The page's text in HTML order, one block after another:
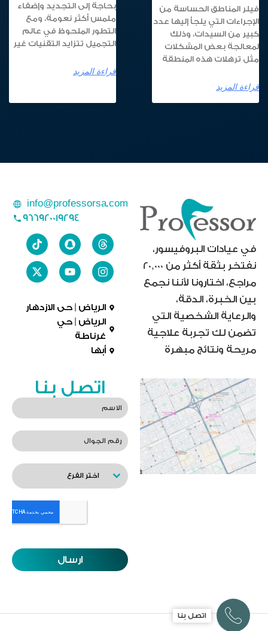
فيلر المناطق الحساسة من
الإجراءات التي يلجأ إليها عدد
كبير من السيدات، وذلك
لمعالجة بعض المشكلات
مثل ترهلات هذه المنطقة
قراءة المزيد
بحاجة إلى التجديد وإضفاء
ملمس أكثر نعومة، ومع
التطور الملحوظ في عالم
التجميل تتزايد التقنيات غير
قراءة المزيد
في عيادات البروفيسور،
نفتخر بثقة أكثر من 20,000
مراجع، اختارونا لأننا نجمع
بين الخبرة، الدقة،
والرعاية الشخصية التي
تضمن لك تجربة علاجية
مريحة ونتائج مبهرة
اتصل بنا
info@professorsa.com
966920019294
الرياض | حى الازدهار
الرياض | حي
غرناطة
أبها
اتصل بنا
اختر الفرع
ارسال